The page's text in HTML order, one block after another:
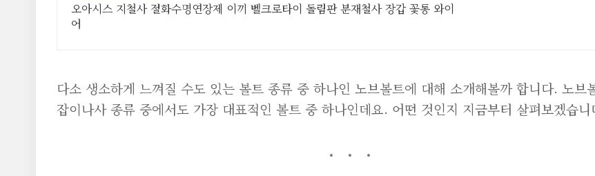
오아시스 지철사 절화수명연장제 이끼 벨크로타이 돌림판 분재철사 장갑 꽃통 와이
어
다소 생소하게 느껴질 수도 있는 볼트 종류 중 하나인 노브볼트에 대해 소개해볼까 합니다. 노브
잡이나사 종류 중에서도 가장 대표적인 볼트 중 하나인데요. 어떤 것인지 지금부터 살펴보겠습니